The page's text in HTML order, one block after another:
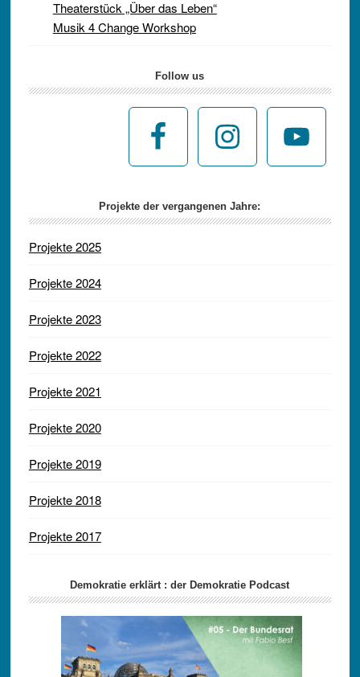
Theaterstück „Über das Leben“
Musik 4 Change Workshop
Follow us
Projekte der vergangenen Jahre:
Projekte 2025
Projekte 2024
Projekte 2023
Projekte 2022
Projekte 2021
Projekte 2020
Projekte 2019
Projekte 2018
Projekte 2017
Demokratie erklärt : der Demokratie Podcast